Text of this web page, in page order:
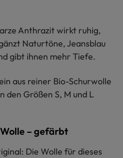
Anthrazit wirkt ruhig,
Naturtöne, Jeansblau
gibt ihnen mehr Tiefe.
aus reiner Bio-Schurwolle
den Größen S, M und L
– gefärbt
Die Wolle für dieses